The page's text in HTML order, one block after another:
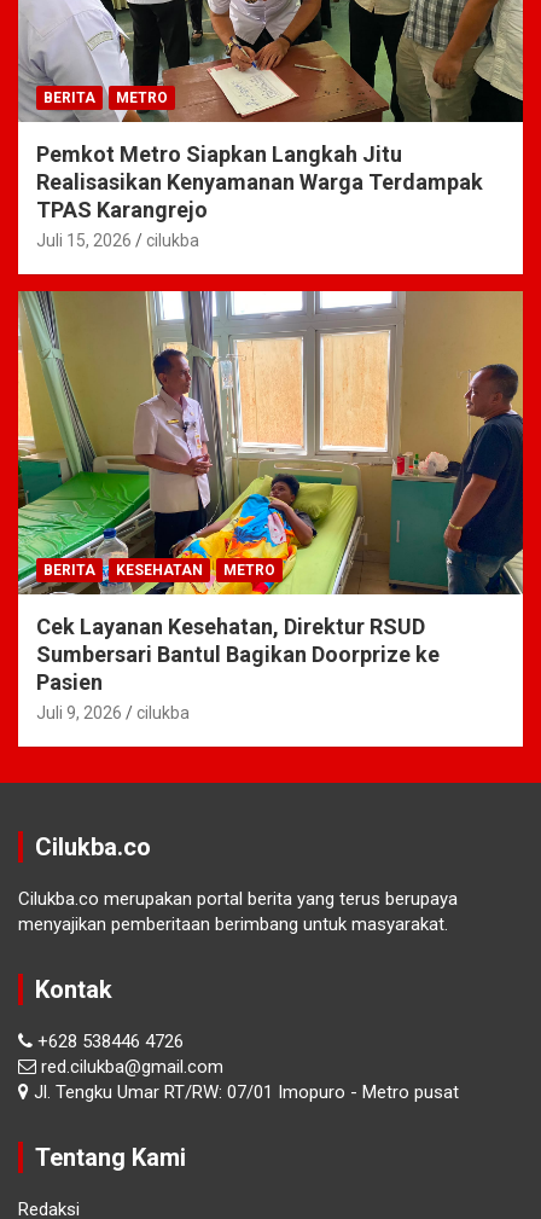
BERITA METRO
Pemkot Metro Siapkan Langkah Jitu
Realisasikan Kenyamanan Warga Terdampak
TPAS Karangrejo
Juli 15, 2026 cilukba
BERITA KESEHATAN METRO
Cek Layanan Kesehatan, Direktur RSUD
Sumbersari Bantul Bagikan Doorprize ke
Pasien
Juli 9, 2026 cilukba
Cilukba.co
Cilukba.co merupakan portal berita yang terus berupaya
menyajikan pemberitaan berimbang untuk masyarakat.
Kontak
+628 538446 4726
red.cilukba@gmail.com
Jl. Tengku Umar RT/RW: 07/01 Imopuro - Metro pusat
Tentang Kami
Redaksi